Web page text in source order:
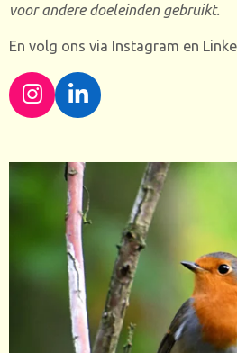
voor andere doeleinden gebruikt.
En volg ons via Instagram en
I
T
A
M
L
K
E
D
I
N